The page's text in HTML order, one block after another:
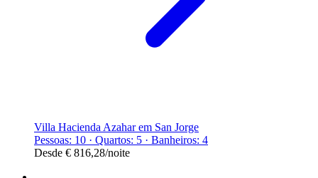
Villa Hacienda Azahar em San Jorge
Pessoas: 10 · Quartos: 5 · Banheiros: 4
Desde € 816,28/noite